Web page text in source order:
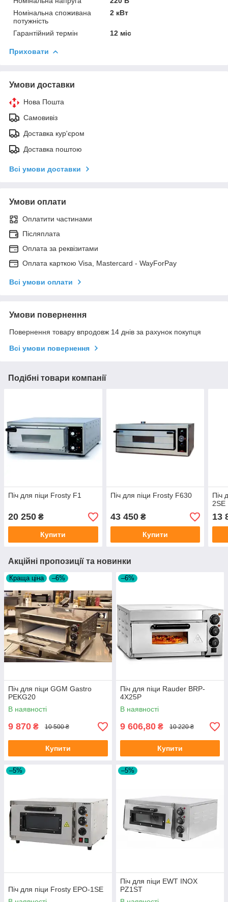
Номінальна споживана
потужність
2 кВт
Гарантійний термін 12 міс
Приховати
Умови доставки
Нова Пошта
Самовивіз
Доставка кур'єром
Доставка поштою
Всі умови доставки
Умови оплати
Оплатити частинами
Післяплата
Оплата за реквізитами
Оплата карткою Visa, Mastercard - WayForPay
Всі умови оплати
Умови повернення
Повернення товару впродовж 14 днів за рахунок покупця
Всі умови повернення
Подібні товари компанії
Піч для піци Frosty F1
20 250 ₴
Купити
Піч для піци Frosty F630
43 450₴
Купити
Піч
2SE
13
Акційні пропозиції та новинки
Краща ціна –6%
Піч для піци GGM Gastro
PEKG20
В наявності
9 870 ₴ 10 500 ₴
Купити
–6%
Піч для піци Rauder BRP-
4X25P
В наявності
9 606,80 ₴ 10 220 ₴
Купити
–5%
Піч для піци Frosty EPO-1SE
–5%
Піч для піци EWT INOX
PZ1ST